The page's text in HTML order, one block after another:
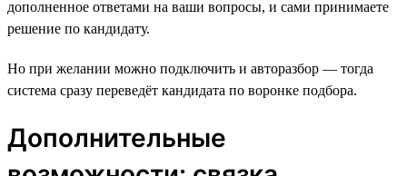
дополненное ответами на ваши вопросы, и сами принимаете
решение по кандидату.
Но при желании можно подключить и авторазбор — тогда
система сразу переведёт кандидата по воронке подбора.
Дополнительные